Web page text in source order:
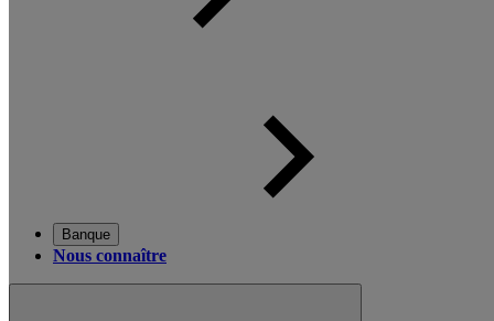
Banque
Nous connaître